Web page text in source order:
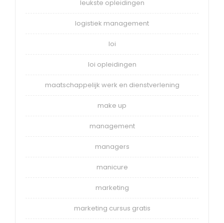
leukste opleidingen
logistiek management
loi
loi opleidingen
maatschappelijk werk en dienstverlening
make up
management
managers
manicure
marketing
marketing cursus gratis